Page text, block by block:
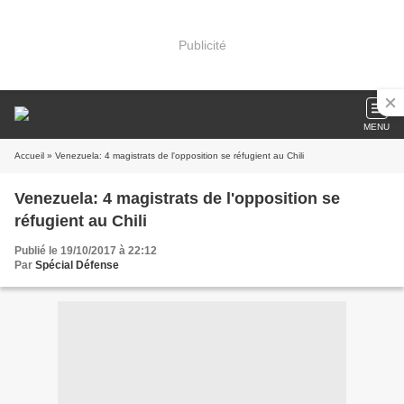
Publicité
MENU
Accueil » Venezuela: 4 magistrats de l'opposition se réfugient au Chili
Venezuela: 4 magistrats de l'opposition se
réfugient au Chili
Publié le 19/10/2017 à 22:12
Par Spécial Défense